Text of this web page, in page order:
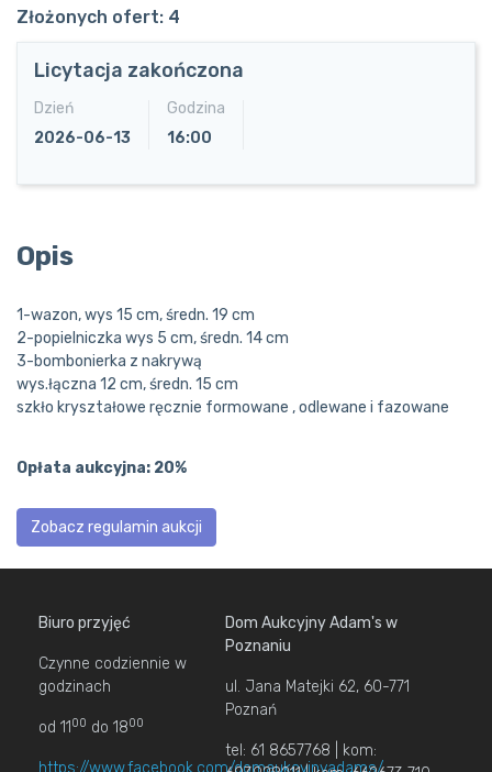
Złożonych ofert: 4
Licytacja zakończona
Dzień
2026-06-13
Godzina
16:00
Opis
1-wazon, wys 15 cm, średn. 19 cm
2-popielniczka wys 5 cm, średn. 14 cm
3-bombonierka z nakrywą
wys.łączna 12 cm, średn. 15 cm
szkło kryształowe ręcznie formowane , odlewane i fazowane
Opłata aukcyjna: 20%
Zobacz regulamin aukcji
Biuro przyjęć
Czynne codziennie w
godzinach
od 11 00 do 1800
https://www.facebook.com/domaukcyjnyadams/
Dom Aukcyjny Adam's w
Poznaniu
ul. Jana Matejki 62, 60-771
Poznań
tel: 61 8657768 | kom: